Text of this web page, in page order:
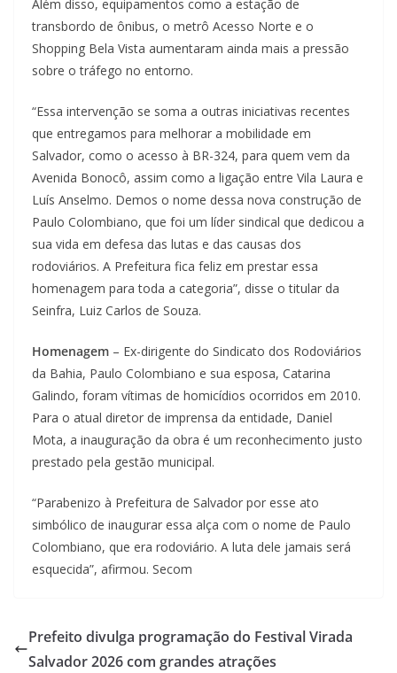
Além disso, equipamentos como a estação de
transbordo de ônibus, o metrô Acesso Norte e o
Shopping Bela Vista aumentaram ainda mais a pressão
sobre o tráfego no entorno.
“Essa intervenção se soma a outras iniciativas recentes
que entregamos para melhorar a mobilidade em
Salvador, como o acesso à BR-324, para quem vem da
Avenida Bonocô, assim como a ligação entre Vila Laura e
Luís Anselmo. Demos o nome dessa nova construção de
Paulo Colombiano, que foi um líder sindical que dedicou a
sua vida em defesa das lutas e das causas dos
rodoviários. A Prefeitura fica feliz em prestar essa
homenagem para toda a categoria”, disse o titular da
Seinfra, Luiz Carlos de Souza.
Homenagem – Ex-dirigente do Sindicato dos Rodoviários
da Bahia, Paulo Colombiano e sua esposa, Catarina
Galindo, foram vítimas de homicídios ocorridos em 2010.
Para o atual diretor de imprensa da entidade, Daniel
Mota, a inauguração da obra é um reconhecimento justo
prestado pela gestão municipal.
“Parabenizo à Prefeitura de Salvador por esse ato
simbólico de inaugurar essa alça com o nome de Paulo
Colombiano, que era rodoviário. A luta dele jamais será
esquecida”, afirmou. Secom
Prefeito divulga programação do Festival Virada
Salvador 2026 com grandes atrações